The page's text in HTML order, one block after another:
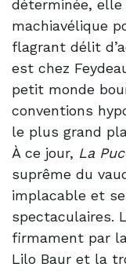
déterminée,
machiavélique
flagrant délit
est chez
petit monde
conventions
le plus grand
À ce jour, La
suprême du
implacable et
spectaculaires.
firmament par
Lilo Baur et la